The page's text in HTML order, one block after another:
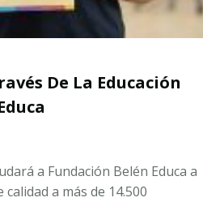
De La Educación
a Fundación Belén Educa a
a más de 14.500